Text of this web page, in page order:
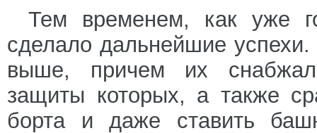
Тем временем, как уже
сделало дальнейшие успехи.
выше, причем их
защиты которых, а также
борта и даже ставить